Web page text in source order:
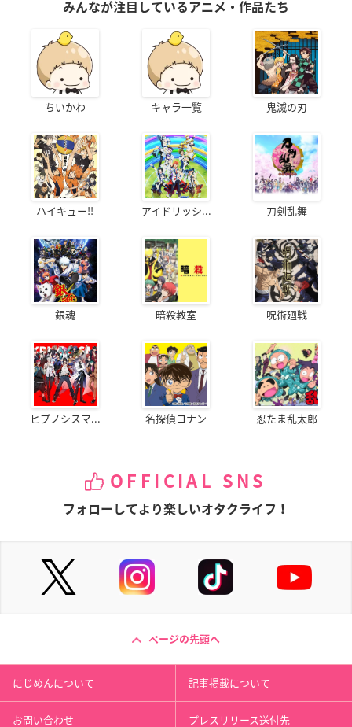
みんなが注目しているアニメ・作品たち
ちいかわ キャラ一覧 鬼滅の刃
ハイキュー!! アイドリッシ... 刀剣乱舞
銀魂 暗殺教室 呪術廻戦
ヒプノシスマ... 名探偵コナン 忍たま乱太郎
OFFICIAL SNS
フォローしてより楽しいオタクライフ！
ページの先頭へ
にじめんについて 記事掲載について
お問い合わせ プレスリリース送付先